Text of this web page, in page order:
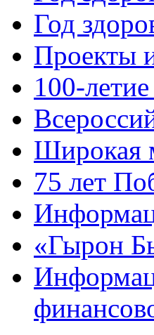
Год
Проекты
100-
Широкая
75 лет
«Гырон